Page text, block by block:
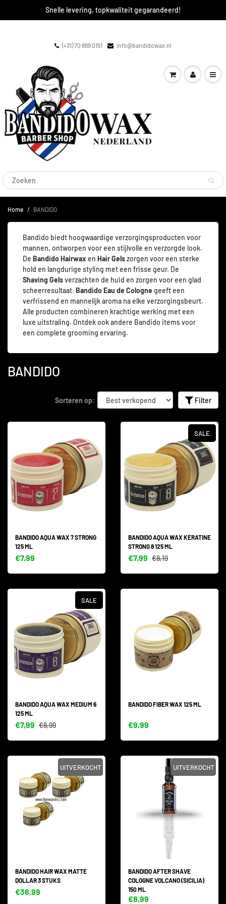
Snelle levering, topkwaliteit gegarandeerd!
(+31) 70 889 0151 info@bandidowax.nl
Home BANDIDO
Bandido biedt hoogwaardige verzorgingsproducten voor
mannen, ontworpen voor een stijlvolle en verzorgde look.
De Bandido Hairwax en Hair Gelszorgen voor een sterke
hold en langdurige styling met een frisse geur. De
Shaving Gelsverzachten de huid en zorgen voor een glad
scheerresultaat. Bandido Eau de Cologne geeft een
verfrissend en mannelijk aroma na elke verzorgingsbeurt.
Alle producten combineren krachtige werking met een
luxe uitstraling. Ontdek ook andere Bandido items voor
een complete grooming ervaring.
BANDIDO
Sorteren op: Filter
BANDIDO AQUA WAX 7 STRONG
125 ML
€7,99
SALE
BANDIDO AQUA WAX KERATINE
STRONG 8 125 ML
€7,99 €8,19
SALE
BANDIDO AQUA WAX MEDIUM 6
125 ML
€7,99 €8,99
BANDIDO FIBER WAX 125 ML
€9,99
UITVERKOCHT
BANDIDO HAIR WAX MATTE
DOLLAR 3 STUKS
€36,99
UITVERKOCHT
BANDIDO AFTER SHAVE
COLOGNE VOLCANO (SICILIA)
150 ML
€8,99